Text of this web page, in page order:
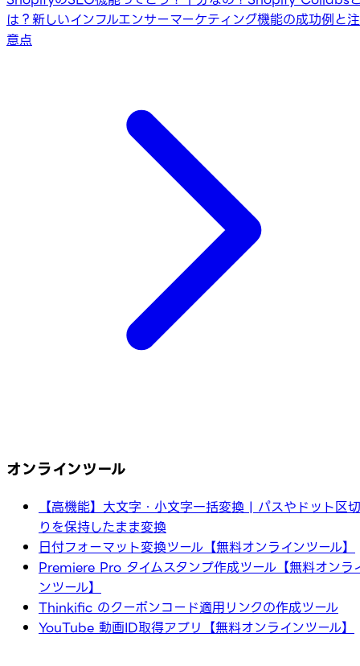
は？新しいインフルエンサーマーケティング機能の成功例と注
意点
オンラインツール
【高機能】大文字・小文字一括変換 | パスやドット区切
りを保持したまま変換
日付フォーマット変換ツール【無料オンラインツール】
Premiere Pro タイムスタンプ作成ツール【無料オンラ
ンツール】
Thinkific のクーポンコード適用リンクの作成ツール
YouTube 動画ID取得アプリ【無料オンラインツール】